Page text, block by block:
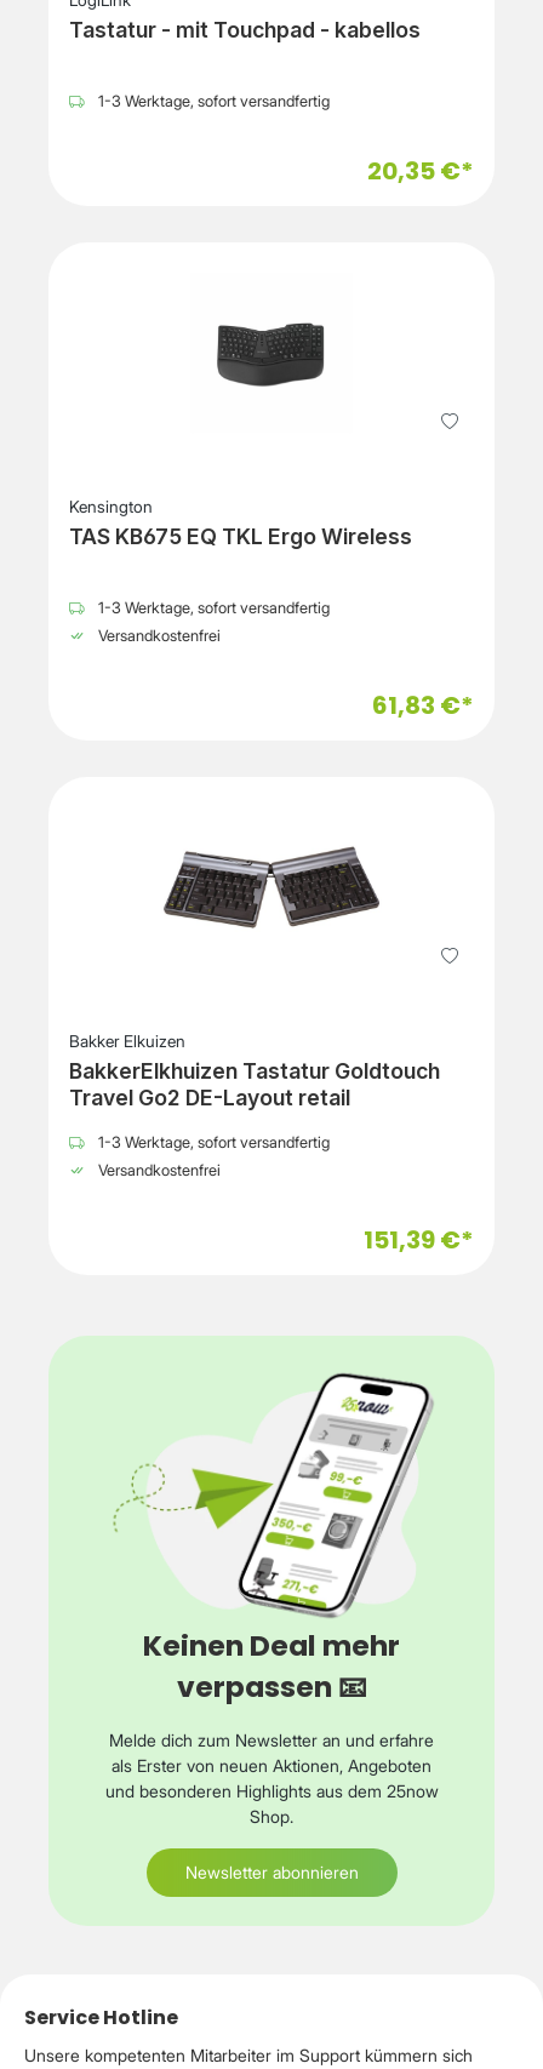
Tastatur - mit Touchpad - kabellos
1-3 Werktage, sofort versandfertig
20,35 €*
Kensington
TAS KB675 EQ TKL Ergo Wireless
1-3 Werktage, sofort versandfertig
Versandkostenfrei
61,83 €*
Bakker Elkuizen
BakkerElkhuizen Tastatur Goldtouch
Travel Go2 DE-Layout retail
1-3 Werktage, sofort versandfertig
Versandkostenfrei
151,39 €*
Keinen Deal mehr
verpassen 📧
Melde dich zum Newsletter an und erfahre
als Erster von neuen Aktionen, Angeboten
und besonderen Highlights aus dem 25now
Shop.
Newsletter abonnieren
Service Hotline
Unsere kompetenten Mitarbeiter im Support kümmern sich